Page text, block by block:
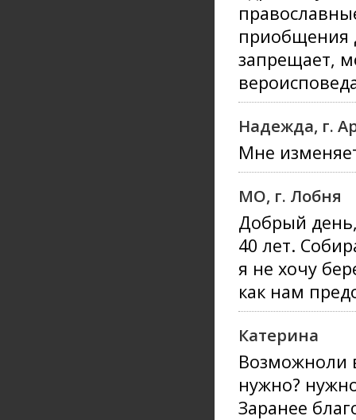
приобщения
запрещает,
Надежда, г.
Мне
МО, г. Лобня
Добрый
40 лет.
я не хочу
как нам
Катерина
Возможноли
нужно?
Заранее